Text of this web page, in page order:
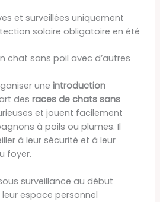
et surveillées uniquement
solaire obligatoire en été
chat sans poil avec d’autres
une introduction
des races de chats sans
et jouent facilement
à poils ou plumes. Il
à leur sécurité et à leur
foyer.
surveillance au début
espace personnel